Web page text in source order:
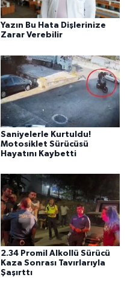
Yazın Bu Hata Dişlerinize
Zarar Verebilir
Saniyelerle Kurtuldu!
Motosiklet Sürücüsü
Hayatını Kaybetti
2.34 Promil Alkollü Sürücü
Kaza Sonrası Tavırlarıyla
Şaşırttı